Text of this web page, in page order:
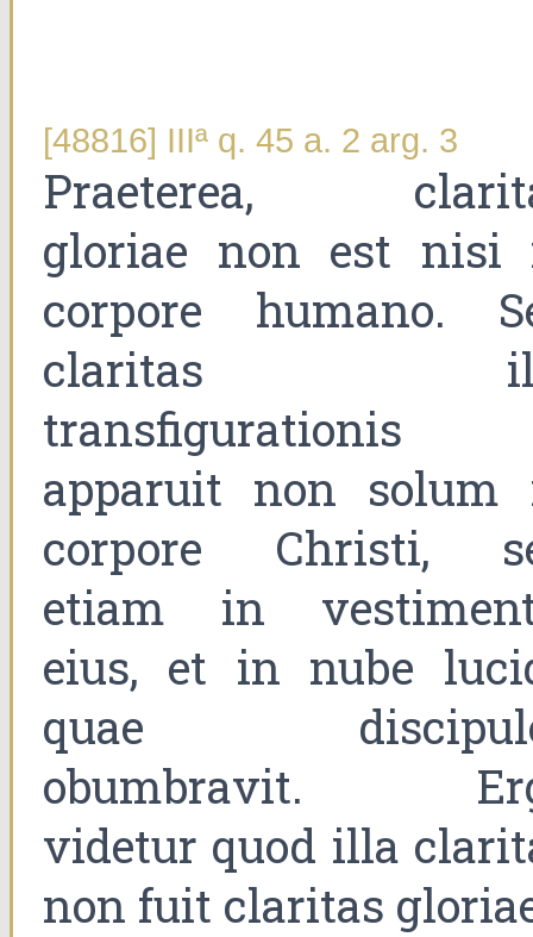
[48816] IIIª q. 45 a. 2 arg. 3
Praeterea,
gloriae non est nisi
corpore humano.
claritas
transfigurationis
apparuit non solum
corpore Christi,
etiam in
eius, et in nube
quae
obumbravit.
videtur quod illa
non fuit claritas